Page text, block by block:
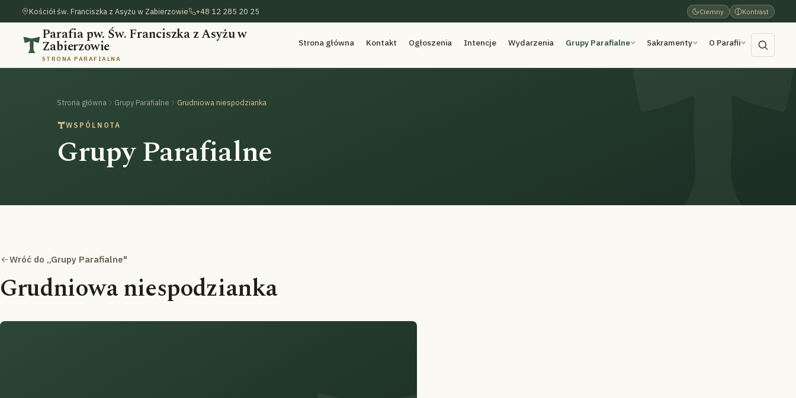
Kościół św. Franciszka z Asyżu w Zabierzowie +48 12 285 20 25 Ciemny Kontrast
Parafia pw. Św. Franciszka z Asyżu w
Zabierzowie
STRONA PARAFIALNA
Strona główna Kontakt Ogłoszenia Intencje Wydarzenia Grupy Parafialne Sakramenty O Parafii
Strona główna Grupy Parafialne Grudniowa niespodzianka
WSPÓLNOTA
Grupy Parafialne
Wróć do „Grupy Parafialne"
Grudniowa niespodzianka